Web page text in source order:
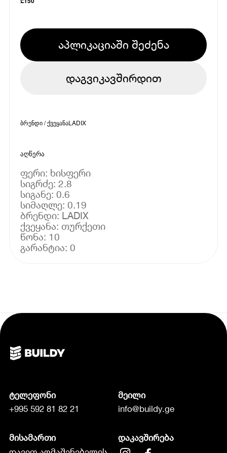
აპლიკაციაში შეძენა
დაგვიკავშირდით
ბრენდი / ქვეყანაLADIX
აღწერა
ფერი: ხისფერი
სიგრძე: 2.8
სიგანე: 0.6
სიმაღლე: 0.19
ბრენდი: LADIX
ქვეყანა: თურქეთი
წონა: 10
ტელეფონი
+995 592 81 82 21
მეილი
info@buildy.ge
მისამართი
დაკავშირება